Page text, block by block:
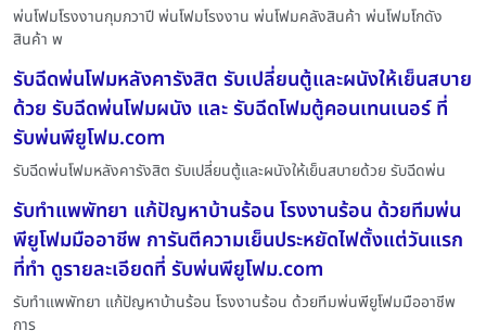
พ่นโฟมโรงงานกุมภวาปี พ่นโฟมโรงงาน พ่นโฟมคลังสินค้า พ่นโฟมโกดัง
สินค้า พ
รับฉีดพ่นโฟมหลังคารังสิต รับเปลี่ยนตู้และผนังให้เย็นสบาย
ด้วย รับฉีดพ่นโฟมผนัง และ รับฉีดโฟมตู้คอนเทนเนอร์ ที่
รับพ่นพียูโฟม.com
รับฉีดพ่นโฟมหลังคารังสิต รับเปลี่ยนตู้และผนังให้เย็นสบายด้วย รับฉีดพ่น
รับทำแพพัทยา แก้ปัญหาบ้านร้อน โรงงานร้อน ด้วยทีมพ่น
พียูโฟมมืออาชีพ การันตีความเย็นประหยัดไฟตั้งแต่วันแรก
ที่ทำ ดูรายละเอียดที่ รับพ่นพียูโฟม.com
รับทำแพพัทยา แก้ปัญหาบ้านร้อน โรงงานร้อน ด้วยทีมพ่นพียูโฟมมืออาชีพ
การ